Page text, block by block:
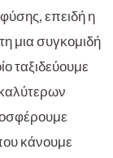
επειδή η
μια συγκομιδή
ταξιδεύουμε
κάνουμε